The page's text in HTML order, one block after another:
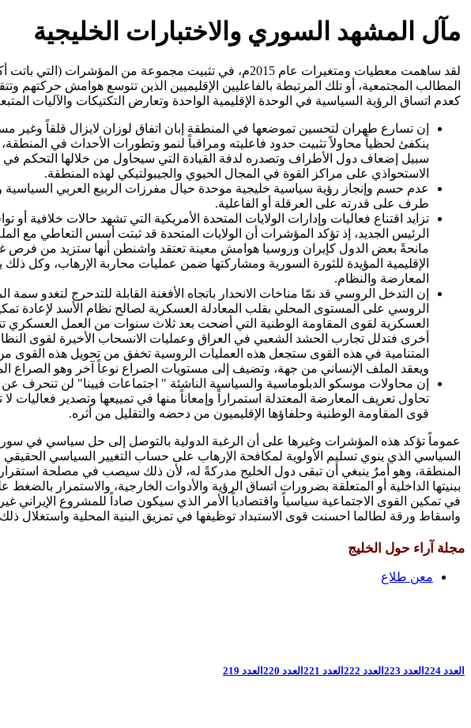
مآل المشهد السوري والاختبارات الخليجية
لقد ساهمت معطيات ومتغيرات عام 2015م، في تثبيت مجموعة
المطالب المجتمعية، أو تلك المرتبطة بالفاعليين الإقليميين الذين تتوسع هوامش حركتهم
كعدم اتساق الرؤية السياسية في الوحدة الإقليمية الواحدة وتعارض التكتيكات والآليات
إن تسارع طهران لتحسين تموضعها في المنطقة إبان اتفاق لوزان لايزال قلقاً وغير
ينكفئ لحظياً محاولاً تثبيت حدود فاعليته ومراقباً لنمو وتطورات الأحداث في
سبيل إضعاف دول الأطراف وتصدره لدفة القيادة التي سيحاول من خلالها التحكم
الاستحواذي على مراكز القوة في المجال الحيوي والجيبولتيكي لهذه المنطقة.
عدم حسم وإنجاز رؤية سياسية خليجية موحدة حيال مفرزات الربيع العربي السياسية
طرف على قدرته على العرقلة أو الفاعلية.
تزايد اقتناع فعاليات وإدارات الولايات المتحدة الأمريكية التي تشهد حالات خلافية
الرئيس الجديد، إذ تؤكد المؤشرات أن الولايات المتحدة قد ثبتت أسس التعاطي مع
مانحةً بعض الدول كإيران وروسيا هوامش معينة تعتقد واشنطن أنها ستزيد من فرص
الإقليمية المؤيدة للثورة السورية ومشاركتها ضمن عمليات محاربة الإرهاب، وكل
المعارضة والنظام.
إن التدخل الروسي قد نمّا مناخات الانحدار باتجاه الأفغنة القابلة للتدحرج
الروسي على المستوى المحلي بقلب المعادلة العسكرية لصالح نظام الأسد لإعادة
العسكرية لقوى المقاومة الوطنية التي أضحت بعد ثلاث سنوات من العمل العسكري
أخرى فتدلل تجارب الحشد الشعبي في العراق وعمليات الانسحاب الأخيرة لقوى
المتنامية في هذه القوى ستجعل هذه العمليات الروسية تخفق من تحويل هذه القوى
ويعقد الملف الإنساني من جهة، وتضيف إلى مستويات الصراع نوعاً آخر وهو الصراع
إن محاولات موسكو الدبلوماسية والسياسية الناشئة " اجتماعات فيينا" لن تنحرف عن
تحاول تعريف المعارضة المعتدلة استمراراً وإمعاناً منها في تمييعها وتصدير
قوى المقاومة الوطنية وحلفاؤها الإقليميون من دحضه والتقليل من أثره.
عموماً تؤكد هذه المؤشرات وغيرها على أن الرغبة الدولية بالتوصل إلى حل سياسي في
السياسي الذي ينوي تسليم الأولوية لمكافحة الإرهاب على حساب التغيير السياسي
المنطقة، وهو أمرٌ ينبغي أن تبقى دول الخليج مدركةً له، لأن ذلك سيصب في مصلحة
ببنيتها الداخلية أو المتعلقة بضرورات اتساق الرؤية والأدوات الخارجية، والاستمرار
في تمكين القوى الاجتماعية سياسياً واقتصادياً الأمر الذي سيكون صاداً للمشروع
واسقاط ورقة لطالما احسنت قوى الاستبداد توظيفها في تمزيق البنية المحلية واستغلال ذلك
مجلة آراء حول الخليج
معن طلاع
العدد 224 العدد 223 العدد 222 العدد 221 العدد 220 العدد 219